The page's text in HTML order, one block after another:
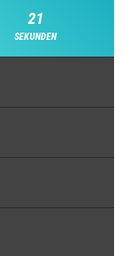
20
SEKUNDEN